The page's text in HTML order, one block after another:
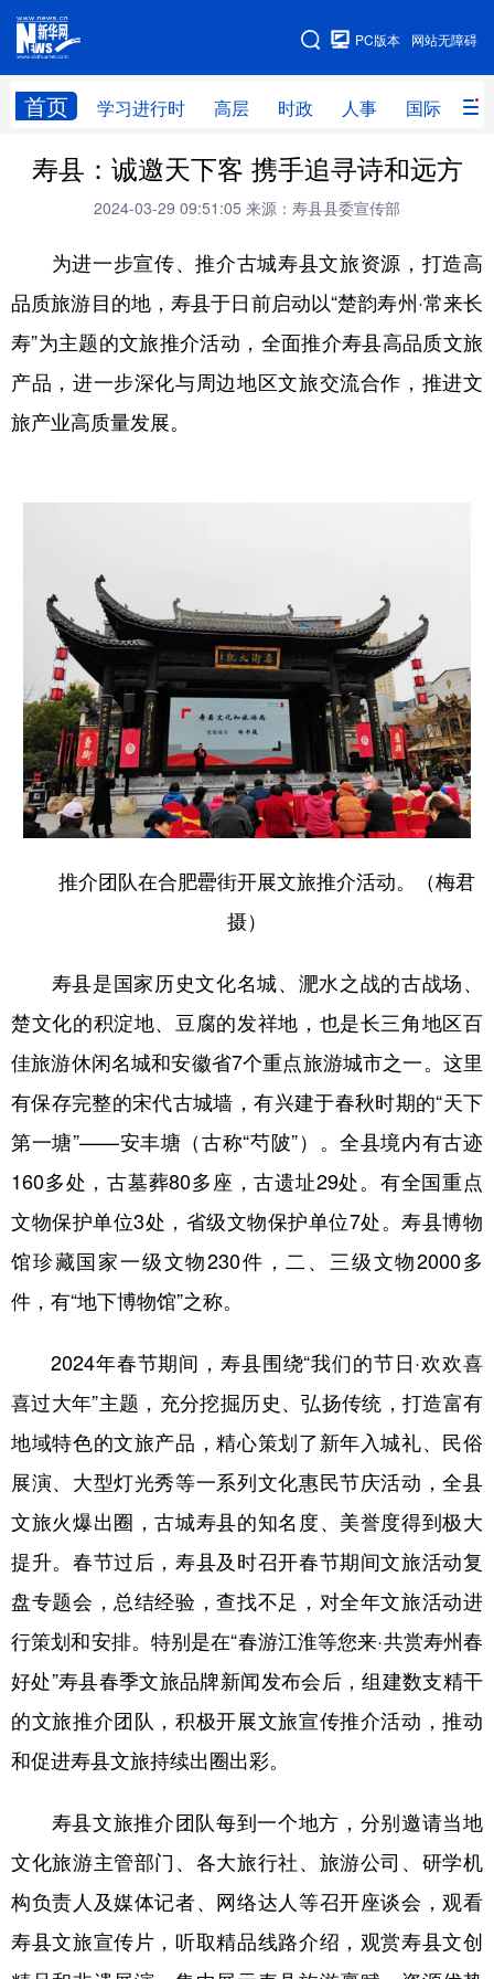
网站无障碍
PC版本
首页 学习进行时 高层 时政 人事 国际 财
网站地图
学习进行时 高层 时政 人事
财经 网评
台湾 思客智库 全球连线 教育
科技 科创 量子 体育
文化 书画 健康 军事
访谈 视频 图片 政务
彩票 娱乐 时尚 悦读
公益 一带一路 亚太网 上市公司
文化产业
地方频道
山东 河南 湖北 湖南
四川 贵州 云南 西藏
陕西 甘肃 青海 宁夏
新疆 内蒙古 黑龙江
多语种频道
English Español
Русский язык 日本語 한국어
Deutsch Português
寿县：诚邀天下客 携手追寻诗和远方
2024-03-29 09:51:05 来源：寿县县委宣传部
为进一步宣传、推介古城寿县文旅资源，打造高
品质旅游目的地，寿县于日前启动以“楚韵寿州·常来长
寿”为主题的文旅推介活动，全面推介寿县高品质文旅
产品，进一步深化与周边地区文旅交流合作，推进文
旅产业高质量发展。
推介团队在合肥罍街开展文旅推介活动。（梅君
摄）
寿县是国家历史文化名城、淝水之战的古战场、
楚文化的积淀地、豆腐的发祥地，也是长三角地区百
佳旅游休闲名城和安徽省7个重点旅游城市之一。这里
有保存完整的宋代古城墙，有兴建于春秋时期的“天下
第一塘”——安丰塘（古称“芍陂”）。全县境内有古迹
160多处，古墓葬80多座，古遗址29处。有全国重点
文物保护单位3处，省级文物保护单位7处。寿县博物
馆珍藏国家一级文物230件，二、三级文物2000多
件，有“地下博物馆”之称。
2024年春节期间，寿县围绕“我们的节日·欢欢喜
喜过大年”主题，充分挖掘历史、弘扬传统，打造富有
地域特色的文旅产品，精心策划了新年入城礼、民俗
展演、大型灯光秀等一系列文化惠民节庆活动，全县
文旅火爆出圈，古城寿县的知名度、美誉度得到极大
提升。春节过后，寿县及时召开春节期间文旅活动复
盘专题会，总结经验，查找不足，对全年文旅活动进
行策划和安排。特别是在“春游江淮等您来·共赏寿州春
好处”寿县春季文旅品牌新闻发布会后，组建数支精干
的文旅推介团队，积极开展文旅宣传推介活动，推动
和促进寿县文旅持续出圈出彩。
寿县文旅推介团队每到一个地方，分别邀请当地
文化旅游主管部门、各大旅行社、旅游公司、研学机
构负责人及媒体记者、网络达人等召开座谈会，观看
寿县文旅宣传片，听取精品线路介绍，观赏寿县文创